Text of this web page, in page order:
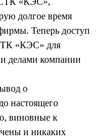
долгое время
Теперь доступ
«КЭС» для
делами компании
о
настоящего
виновные к
и никаких